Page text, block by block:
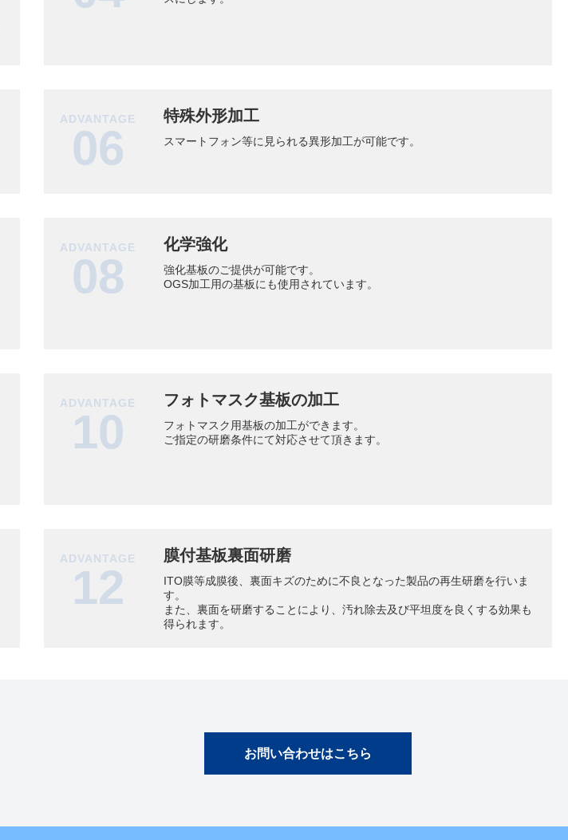
ADVANTAGE
06
特殊外形加工
スマートフォン等に見られる異形加工が可能です。
ADVANTAGE
08
化学強化
強化基板のご提供が可能です。
OGS加工用の基板にも使用されています。
ADVANTAGE
10
フォトマスク基板の加工
フォトマスク用基板の加工ができます。
ご指定の研磨条件にて対応させて頂きます。
ADVANTAGE
12
膜付基板裏面研磨
ITO膜等成膜後、裏面キズのために不良となった製品の再生研磨を行いま
す。
また、裏面を研磨することにより、汚れ除去及び平坦度を良くする効果も
得られます。
お問い合わせはこちら